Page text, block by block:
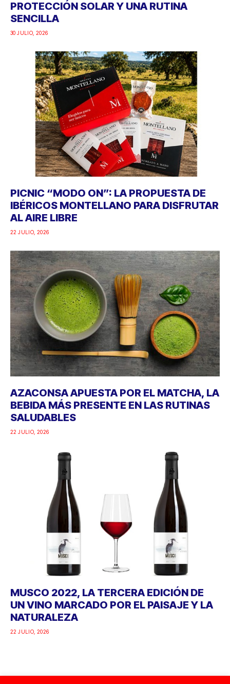
PROTECCIÓN SOLAR Y UNA RUTINA
SENCILLA
30 JULIO, 2026
PICNIC “MODO ON”: LA PROPUESTA DE
IBÉRICOS MONTELLANO PARA DISFRUTAR
AL AIRE LIBRE
22 JULIO, 2026
AZACONSA APUESTA POR EL MATCHA, LA
BEBIDA MÁS PRESENTE EN LAS RUTINAS
SALUDABLES
22 JULIO, 2026
MUSCO 2022, LA TERCERA EDICIÓN DE
UN VINO MARCADO POR EL PAISAJE Y LA
NATURALEZA
22 JULIO, 2026